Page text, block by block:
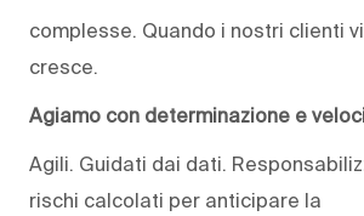
complesse. Quando i nostri clienti
cresce.
Agiamo con determinazione e
Agili. Guidati dai dati.
rischi calcolati per anticipare la